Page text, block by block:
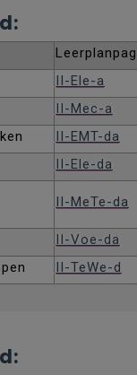
II-Ele-a
II-Mec-a
II-EMT-da
II-Ele-da
II-MeTe-da
II-Voe-da
II-TeWe-d